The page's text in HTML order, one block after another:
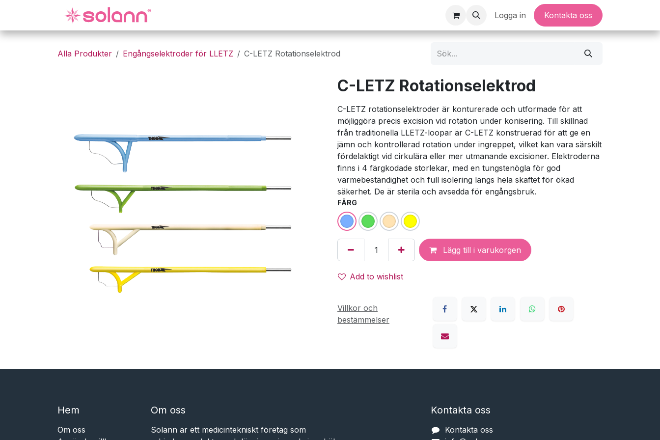
Logga in Kontakta oss
Alla Produkter Engångselektroder för LLETZ C-LETZ Rotationselektrod
C-LETZ Rotationselektrod
C-LETZ rotationselektroder är konturerade och utformade för att
möjliggöra precis excision vid rotation under konisering. Till skillnad
från traditionella LLETZ-loopar är C-LETZ konstruerad för att ge en
jämn och kontrollerad rotation under ingreppet, vilket kan vara särskilt
fördelaktigt vid cirkulära eller mer utmanande excisioner. Elektroderna
finns i 4 färgkodade storlekar, med en tungstenögla för god
värmebeständighet och full isolering längs hela skaftet för ökad
säkerhet. De är sterila och avsedda för engångsbruk.
FÄRG
Lägg till i varukorgen
Add to wishlist
Villkor och
bestämmelser
Hem​​
Om oss
Om oss
Solann är ett medicintekniskt företag som
Kontakta oss
Kontakta oss